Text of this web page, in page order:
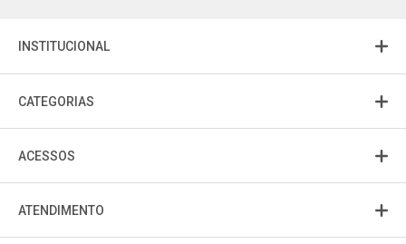
INSTITUCIONAL
CATEGORIAS
ACESSOS
ATENDIMENTO